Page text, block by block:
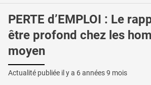
PERTE d’EMPLOI : Le
être profond chez les
moyen
Actualité publiée il y a 6 années 9 mois